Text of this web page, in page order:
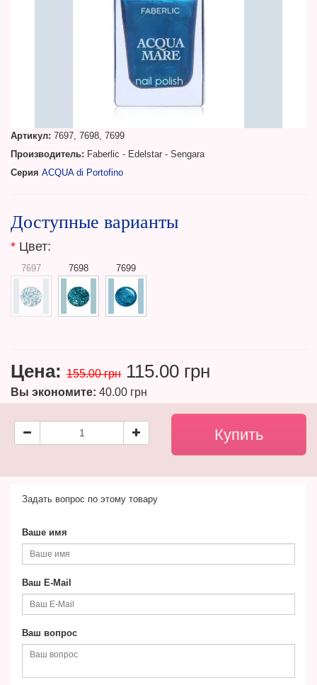
Артикул: 7697, 7698, 7699
Производитель: Faberlic - Edelstar - Sengara
Серия ACQUA di Portofino
Доступные варианты
* Цвет:
7697 7698 7699
Цена: 155.00 грн 115.00 грн
Вы экономите: 40.00 грн
Задать вопрос по этому товару
Ваше имя
Ваш E-Mail
Ваш вопрос